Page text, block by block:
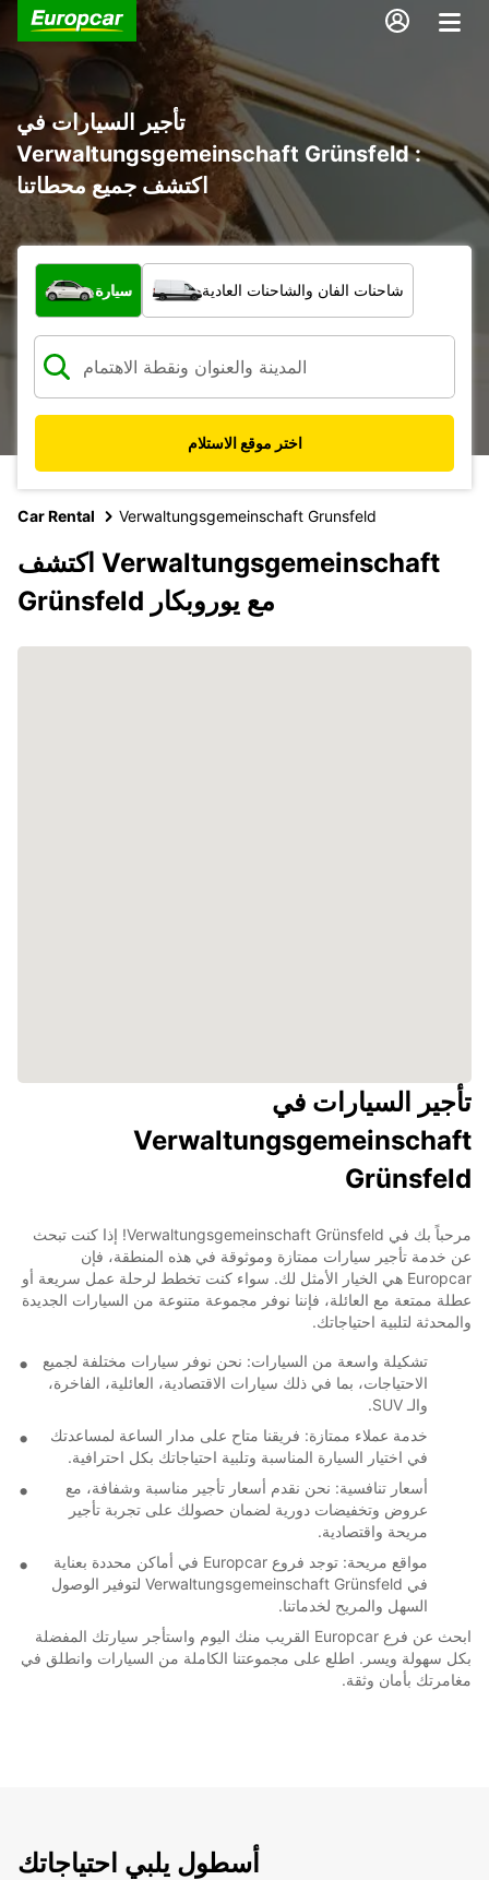
تأجير السيارات في
Verwaltungsgemeinschaft Grünsfeld :
اكتشف جميع محطاتنا
ما نوع المركبة؟
سيارة شاحنات الفان والشاحنات العادية
اختر موقع الاستلام
Car Rental Verwaltungsgemeinschaft Grunsfeld
اكتشف Verwaltungsgemeinschaft
Grünsfeld مع يوروبكار
تأجير السيارات في
Verwaltungsgemeinschaft
Grünsfeld
مرحباً بك في Verwaltungsgemeinschaft Grünsfeld! إذا كنت تبحث
عن خدمة تأجير سيارات ممتازة وموثوقة في هذه المنطقة، فإن
Europcar هي الخيار الأمثل لك. سواء كنت تخطط لرحلة عمل سريعة أو
عطلة ممتعة مع العائلة، فإننا نوفر مجموعة متنوعة من السيارات الجديدة
والمحدثة لتلبية احتياجاتك.
تشكيلة واسعة من السيارات: نحن نوفر سيارات مختلفة لجميع
الاحتياجات، بما في ذلك سيارات الاقتصادية، العائلية، الفاخرة،
والـ SUV.
خدمة عملاء ممتازة: فريقنا متاح على مدار الساعة لمساعدتك
في اختيار السيارة المناسبة وتلبية احتياجاتك بكل احترافية.
أسعار تنافسية: نحن نقدم أسعار تأجير مناسبة وشفافة، مع
عروض وتخفيضات دورية لضمان حصولك على تجربة تأجير
مريحة واقتصادية.
مواقع مريحة: توجد فروع Europcar في أماكن محددة بعناية
في Verwaltungsgemeinschaft Grünsfeld لتوفير الوصول
السهل والمريح لخدماتنا.
ابحث عن فرع Europcar القريب منك اليوم واستأجر سيارتك المفضلة
بكل سهولة ويسر. اطلع على مجموعتنا الكاملة من السيارات وانطلق في
مغامرتك بأمان وثقة.
أسطول يلبي احتياجاتك